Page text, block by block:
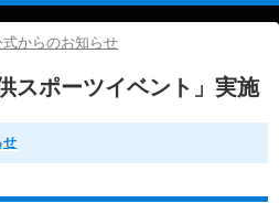
からのお知らせ
スポーツイベント」実施
せ